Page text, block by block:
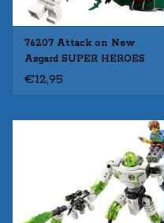
76207 Attack on New
Asgard SUPER HEROES
€12,95